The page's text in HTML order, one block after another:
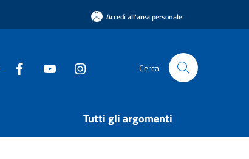
Accedi all'area personale
Cerca
Tutti gli argomenti